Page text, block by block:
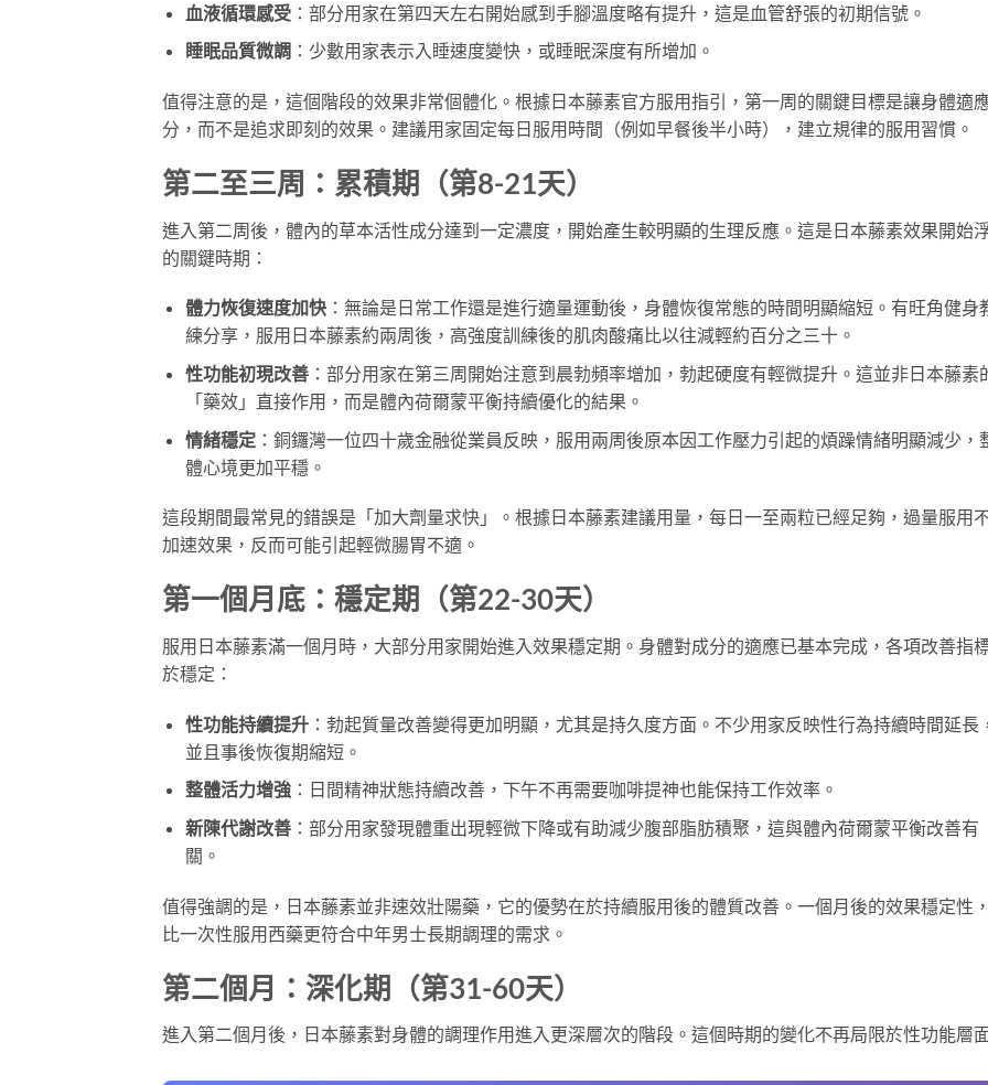
血液循環感受：部分用家在第四天左右開始感到手腳溫度略有提升，這是血管舒張的初期信號。
睡眠品質微調 ：少數用家表示入睡速度變快，或睡眠深度有所增加。
值得注意的是，這個階段的效果非常個體化。根據日本藤素官方服用指引，第一周的關鍵目標是讓身體適
分，而不是追求即刻的效果。建議用家固定每日服用時間（例如早餐後半小時），建立規律的服用習慣。
第二至三周：累積期（第8-21天）
進入第二周後，體內的草本活性成分達到一定濃度，開始產生較明顯的生理反應。這是日本藤素效果開始
的關鍵時期：
體力恢復速度加快：無論是日常工作還是進行適量運動後，身體恢復常態的時間明顯縮短。有旺角健身
練分享，服用日本藤素約兩周後，高強度訓練後的肌肉酸痛比以往減輕約百分之三十。
性功能初現改善：部分用家在第三周開始注意到晨勃頻率增加，勃起硬度有輕微提升。這並非日本藤素
「藥效」直接作用，而是體內荷爾蒙平衡持續優化的結果。
情緒穩定：銅鑼灣一位四十歲金融從業員反映，服用兩周後原本因工作壓力引起的煩躁情緒明顯減少，
體心境更加平穩。
這段期間最常見的錯誤是「加大劑量求快」。根據日本藤素建議用量，每日一至兩粒已經足夠，過量服用
加速效果，反而可能引起輕微腸胃不適。
第一個月底：穩定期（第22-30天）
服用日本藤素滿一個月時，大部分用家開始進入效果穩定期。身體對成分的適應已基本完成，各項改善指
於穩定：
性功能持續提升：勃起質量改善變得更加明顯，尤其是持久度方面。不少用家反映性行為持續時間延長
並且事後恢復期縮短。
整體活力增強：日間精神狀態持續改善，下午不再需要咖啡提神也能保持工作效率。
新陳代謝改善：部分用家發現體重出現輕微下降或有助減少腹部脂肪積聚，這與體內荷爾蒙平衡改善有
關。
值得強調的是，日本藤素並非速效壯陽藥，它的優勢在於持續服用後的體質改善。一個月後的效果穩定性
比一次性服用西藥更符合中年男士長期調理的需求。
第二個月：深化期（第31-60天）
進入第二個月後，日本藤素對身體的調理作用進入更深層次的階段。這個時期的變化不再局限於性功能層面